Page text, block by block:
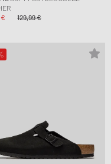
€
129,99 €